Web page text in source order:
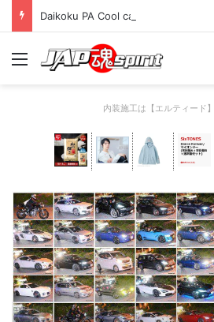
Daikoku PA Cool car report 2023/
Menu
内装施工は【エルティード